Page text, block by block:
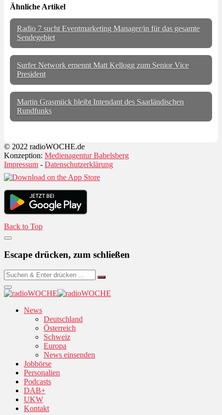
Ähnliche Artikel
Radio 7 sucht Eventmarketing Manager/in für das gesamte
Sendegebiet
Surfer Network ernennt Matt Kellogg zum Senior Vice
President
Martin Grasmück bleibt Intendant des Saarländischen
Rundfunks
© 2022 radioWOCHE.de
Konzeption: Medienagentur Babelsberg
Impressum - Datenschutzerklärung
Back to Top
Escape drücken, zum schließen
News
Deutschland
Österreich
Schweiz
Europa
News einsenden
Jobbörse
Personalien
Podcasts
DAB+
UKW
Kontakt